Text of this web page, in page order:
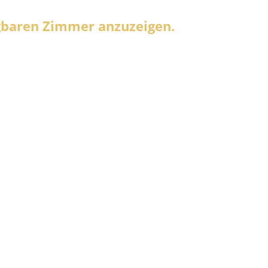
Zimmer anzuzeigen.